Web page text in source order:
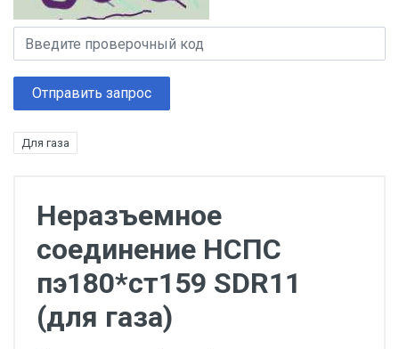
Отправить запрос
Для газа
Неразъемное
соединение НСПС
пэ180*ст159 SDR11
(для газа)